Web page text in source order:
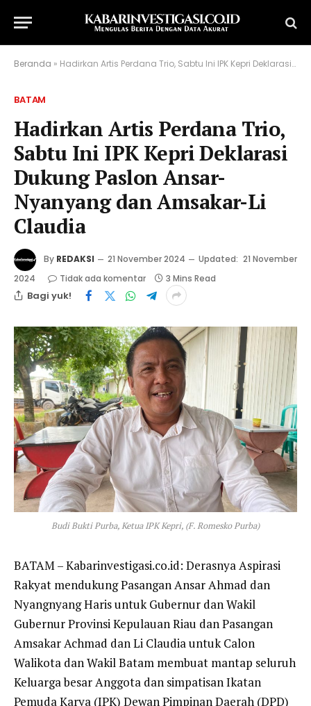
Beranda » Hadirkan Artis Perdana Trio, Sabtu Ini IPK Kepri Deklarasi Dukung Paslon Ansar-Nyanyang dan Amsakar-Li Claudia
BATAM
Hadirkan Artis Perdana Trio,
Sabtu Ini IPK Kepri Deklarasi
Dukung Paslon Ansar-
Nyanyang dan Amsakar-Li
Claudia
By REDAKSI 21 November 2024 Updated: 21 November
2024
Tidak ada komentar 3 Mins Read
Bagi yuk!
Budi Bukti Purba, Ketua IPK Kepri, (F. Romesko Purba)
BATAM – Kabarinvestigasi.co.id: Derasnya Aspirasi
Rakyat mendukung Pasangan Ansar Ahmad dan
Nyangnyang Haris untuk Gubernur dan Wakil
Gubernur Provinsi Kepulauan Riau dan Pasangan
Amsakar Achmad dan Li Claudia untuk Calon
Walikota dan Wakil Batam membuat mantap seluruh
Keluarga besar Anggota dan simpatisan Ikatan
Pemuda Karya (IPK) Dewan Pimpinan Daerah (DPD)